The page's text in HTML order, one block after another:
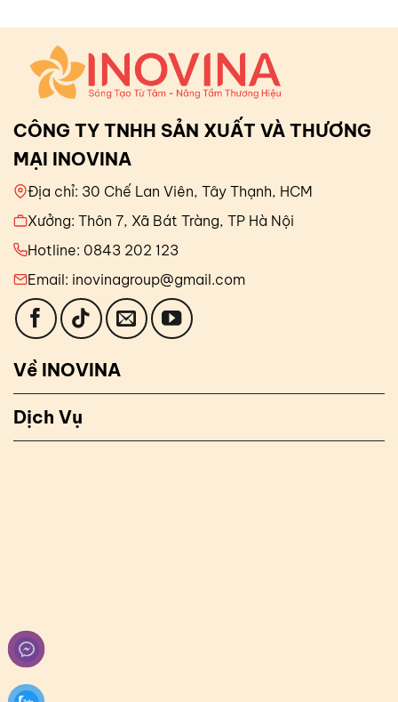
CÔNG TY TNHH SẢN XUẤT VÀ THƯƠNG
MẠI INOVINA
Địa chỉ: 30 Chế Lan Viên, Tây Thạnh, HCM
Xưởng: Thôn 7, Xã Bát Tràng, TP Hà Nội
Hotline: 0843 202 123
Email: inovinagroup@gmail.com
Về INOVINA
Dịch Vụ
✉